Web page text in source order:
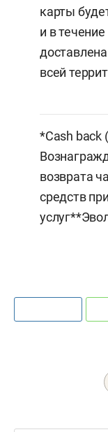
карты
и в
всей те
*Cash
возврата
средств
услуг